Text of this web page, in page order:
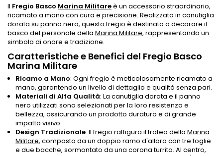
Il Fregio Basco Marina Militareè un accessorio straordinario,
ricamato a mano con cura e precisione. Realizzato in canutiglia
dorata su panno nero, questo fregio è destinato a decorare il
basco del personale della Marina Militare, rappresentando un
simbolo di onore e tradizione.
Caratteristiche e Benefici del Fregio Basco
Marina Militare
Ricamo a Mano: Ogni fregio è meticolosamente ricamato a
mano, garantendo un livello di dettaglio e qualità senza pari.
Materiali di Alta Qualità: La canutiglia dorata e il panno
nero utilizzati sono selezionati per la loro resistenza e
bellezza, assicurando un prodotto duraturo e di grande
impatto visivo.
Design Tradizionale: Il fregio raffigura il trofeo della Marina
Militare, composto da un doppio ramo d'alloro con tre foglie
e due bacche, sormontato da una corona turrita. Al centro,